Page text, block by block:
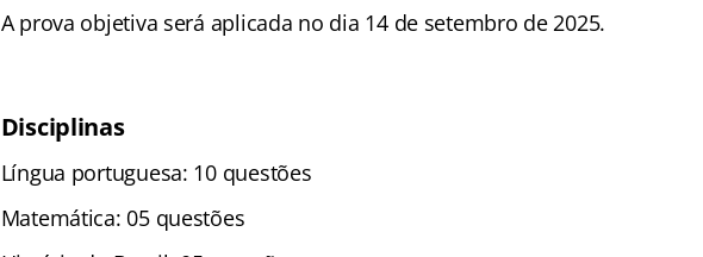
A prova objetiva será aplicada no dia 14 de setembro de 2025.
Disciplinas
Língua portuguesa: 10 questões
Matemática: 05 questões